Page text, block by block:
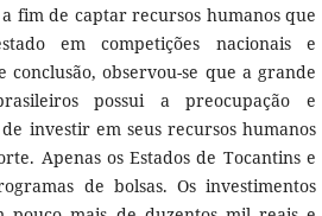
fim de captar recursos humanos que
em competições nacionais e
observou-se que a grande
possui a preocupação e
investir em seus recursos humanos
Apenas os Estados de Tocantins e
de bolsas. Os investimentos